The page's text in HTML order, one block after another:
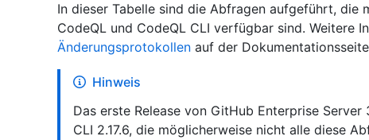
In dieser Tabelle sind die Abfragen aufgeführt, die
CodeQL und CodeQL CLI verfügbar sind. Weitere
Änderungsprotokollen auf der
Hinweis
Das erste Release von GitHub Enterprise
CLI 2.17.6, die möglicherweise nicht alle diese